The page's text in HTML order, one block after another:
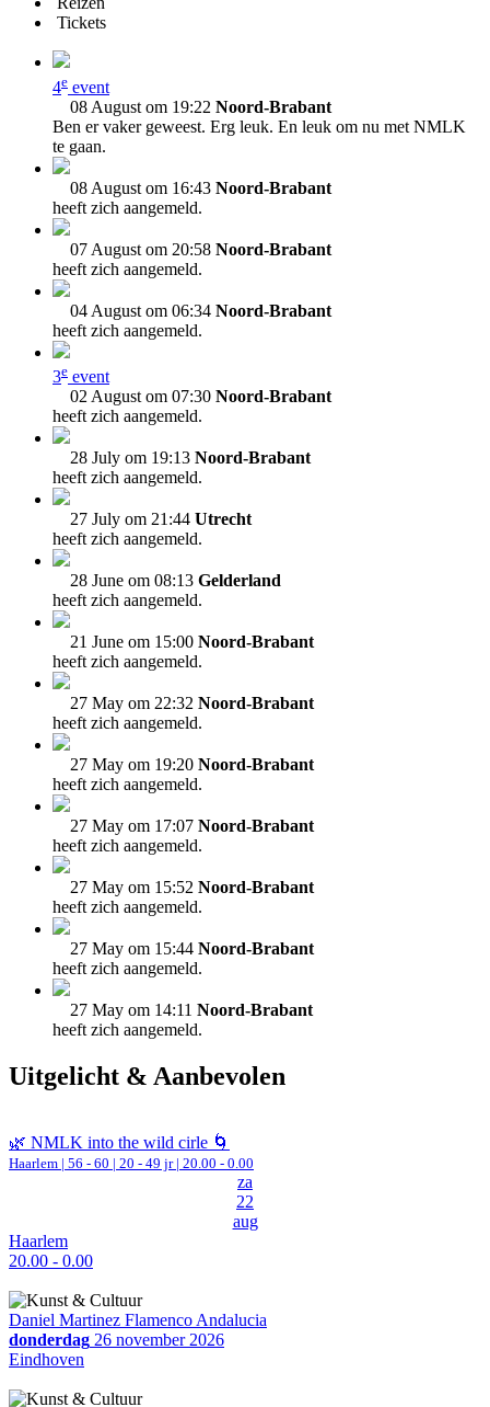
Tickets
4e event
08 August om 19:22 Noord-Brabant
Ben er vaker geweest. Erg leuk. En leuk om nu met NMLK
te gaan.
08 August om 16:43 Noord-Brabant
heeft zich aangemeld.
07 August om 20:58 Noord-Brabant
heeft zich aangemeld.
04 August om 06:34 Noord-Brabant
heeft zich aangemeld.
3e event
02 August om 07:30 Noord-Brabant
heeft zich aangemeld.
28 July om 19:13 Noord-Brabant
heeft zich aangemeld.
27 July om 21:44 Utrecht
heeft zich aangemeld.
28 June om 08:13 Gelderland
heeft zich aangemeld.
21 June om 15:00 Noord-Brabant
heeft zich aangemeld.
27 May om 22:32 Noord-Brabant
heeft zich aangemeld.
27 May om 19:20 Noord-Brabant
heeft zich aangemeld.
27 May om 17:07 Noord-Brabant
heeft zich aangemeld.
27 May om 15:52 Noord-Brabant
heeft zich aangemeld.
27 May om 15:44 Noord-Brabant
heeft zich aangemeld.
27 May om 14:11 Noord-Brabant
heeft zich aangemeld.
Uitgelicht & Aanbevolen
🌿 NMLK into the wild cirle 🌀
Haarlem | 56 - 60 | 20 - 49 jr | 20.00 - 0.00
za
22
aug
Haarlem
20.00 - 0.00
Daniel Martinez Flamenco Andalucia
donderdag 26 november 2026
Eindhoven